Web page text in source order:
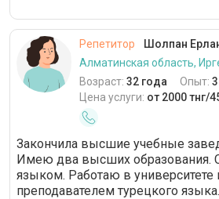
Репетитор
Шолпан
Алматинская область,
Возраст: 32 года Опыт:
Цена услуги: от 2000 тнг/
Закончила высшие учебные
Имею два высших образования.
языком. Работаю в
преподавателем турецкого языка.